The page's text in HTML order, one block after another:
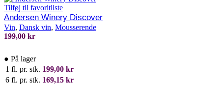
Tilføj til favoritliste
Andersen Winery Discover
Vin, Dansk vin, Mousserende
199,00 kr
● På lager
1 fl. pr. stk. 199,00 kr
6 fl. pr. stk. 169,15 kr